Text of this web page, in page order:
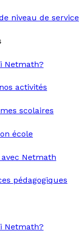
niveau de service
Netmath?
activités
scolaires
école
Netmath
pédagogiques
Netmath?